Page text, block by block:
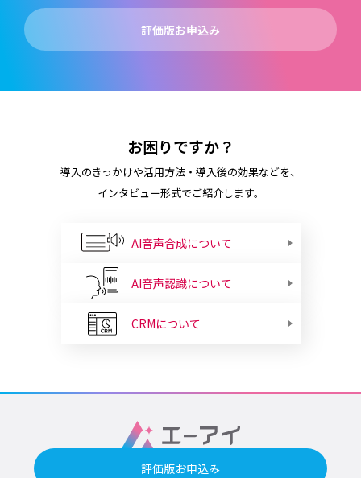
評価版お申込み
お困りですか？
導入のきっかけや活用方法・導入後の効果などを、
インタビュー形式でご紹介します。
AI音声合成について
AI音声認識について
CRMについて
評価版お申込み